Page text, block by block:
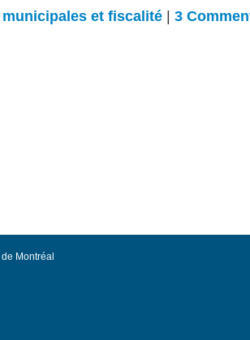
et fiscalité
3
Montréal